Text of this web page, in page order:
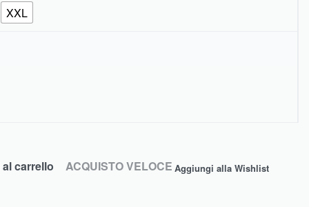
XXL
carrello ACQUISTO VELOCE Aggiungi alla Wishlist